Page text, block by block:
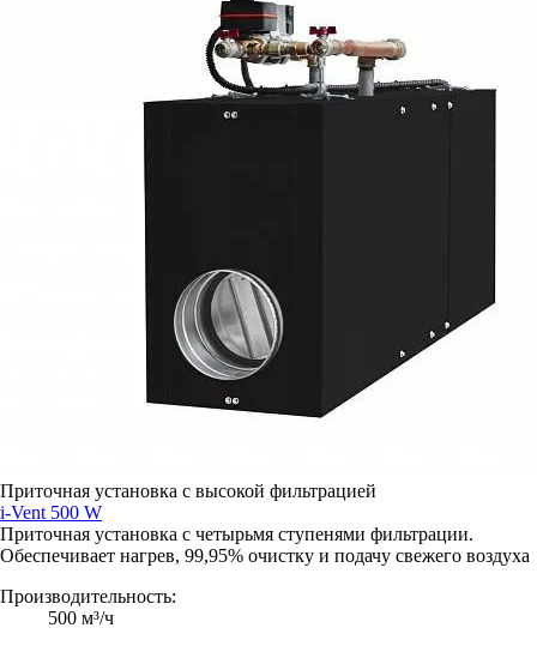
Приточная установка с высокой фильтрацией
i-Vent 500 W
Приточная установка с четырьмя ступенями фильтрации.
Обеспечивает нагрев, 99,95% очистку и подачу свежего воздуха
Производительность:
500 м³/ч